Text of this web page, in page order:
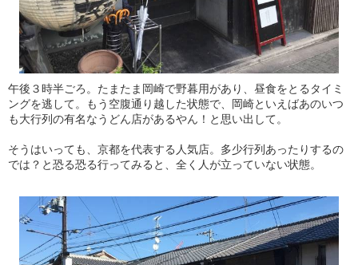
午後３時半ごろ。たまたま岡崎で野暮用があり、昼食をとるタイミ
ングを逃して。もう空腹通り越した状態で、岡崎といえばあのいつ
も大行列の有名なうどん店があるやん！と思い出して。
そうはいっても、京都を代表する人気店。多少行列あったりするの
では？と恐る恐る行ってみると、全く人が立っていない状態。